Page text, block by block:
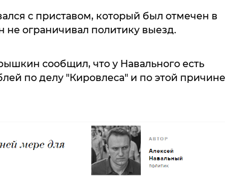
с приставом, который был отмечен в
не ограничивал политику выезд.
сообщил, что у Навального есть
по делу "Кировлеса" и по этой причине